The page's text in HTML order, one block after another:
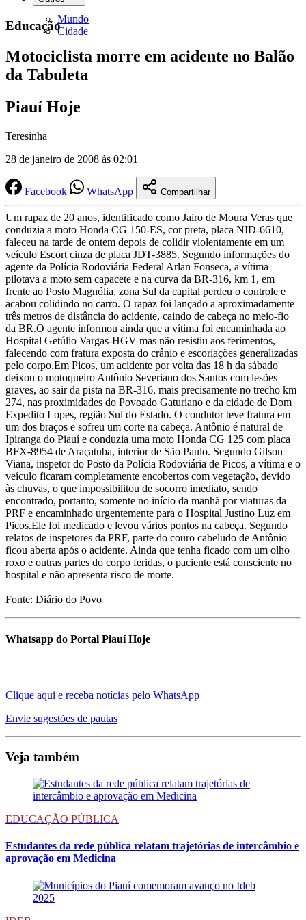
Mundo
Cidade
Educação
Motociclista morre em acidente no Balão
da Tabuleta
Piauí Hoje
Teresinha
28 de janeiro de 2008 às 02:01
Facebook WhatsApp Compartilhar
Um rapaz de 20 anos, identificado como Jairo de Moura Veras que
conduzia a moto Honda CG 150-ES, cor preta, placa NID-6610,
faleceu na tarde de ontem depois de colidir violentamente em um
veículo Escort cinza de placa JDT-3885. Segundo informações do
agente da Polícia Rodoviária Federal Arlan Fonseca, a vítima
pilotava a moto sem capacete e na curva da BR-316, km 1, em
frente ao Posto Magnólia, zona Sul da capital perdeu o controle e
acabou colidindo no carro. O rapaz foi lançado a aproximadamente
três metros de distância do acidente, caindo de cabeça no meio-fio
da BR.O agente informou ainda que a vítima foi encaminhada ao
Hospital Getúlio Vargas-HGV mas não resistiu aos ferimentos,
falecendo com fratura exposta do crânio e escoriações generalizadas
pelo corpo.Em Picos, um acidente por volta das 18 h da sábado
deixou o motoqueiro Antônio Severiano dos Santos com lesões
graves, ao sair da pista na BR-316, mais precisamente no trecho km
274, nas proximidades do Povoado Gaturiano e da cidade de Dom
Expedito Lopes, região Sul do Estado. O condutor teve fratura em
um dos braços e sofreu um corte na cabeça. Antônio é natural de
Ipiranga do Piauí e conduzia uma moto Honda CG 125 com placa
BFX-8954 de Araçatuba, interior de São Paulo. Segundo Gilson
Viana, inspetor do Posto da Polícia Rodoviária de Picos, a vítima e o
veículo ficaram completamente encobertos com vegetação, devido
às chuvas, o que impossibilitou de socorro imediato, sendo
encontrado, portanto, somente no início da manhã por viaturas da
PRF e encaminhado urgentemente para o Hospital Justino Luz em
Picos.Ele foi medicado e levou vários pontos na cabeça. Segundo
relatos de inspetores da PRF, parte do couro cabeludo de Antônio
ficou aberta após o acidente. Ainda que tenha ficado com um olho
roxo e outras partes do corpo feridas, o paciente está consciente no
hospital e não apresenta risco de morte.
Fonte: Diário do Povo
Whatsapp do Portal Piauí Hoje
Clique aqui e receba notícias pelo WhatsApp
Envie sugestões de pautas
Veja também
EDUCAÇÃO PÚBLICA
Estudantes da rede pública relatam trajetórias de intercâmbio e
aprovação em Medicina